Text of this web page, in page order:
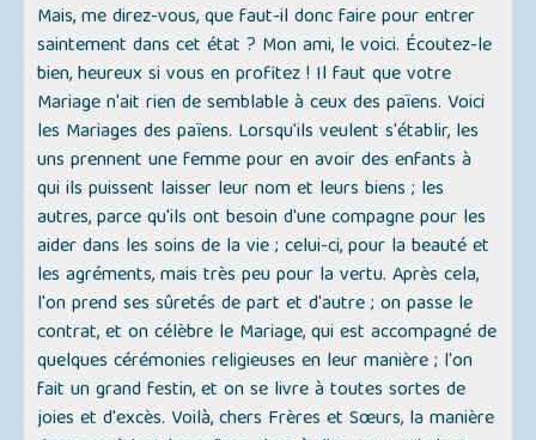
Mais, me direz-vous, que faut-il donc faire pour entrer
saintement dans cet état ? Mon ami, le voici. Écoutez-le
bien, heureux si vous en profitez ! Il faut que votre
Mariage n'ait rien de semblable à ceux des païens. Voici
les Mariages des païens. Lorsqu'ils veulent s'établir, les
uns prennent une femme pour en avoir des enfants à
qui ils puissent laisser leur nom et leurs biens ; les
autres, parce qu'ils ont besoin d'une compagne pour les
aider dans les soins de la vie ; celui-ci, pour la beauté et
les agréments, mais très peu pour la vertu. Après cela,
l'on prend ses sûretés de part et d'autre ; on passe le
contrat, et on célèbre le Mariage, qui est accompagné de
quelques cérémonies religieuses en leur manière ; l'on
fait un grand festin, et on se livre à toutes sortes de
joies et d'excès. Voilà, chers Frères et Sœurs, la manière